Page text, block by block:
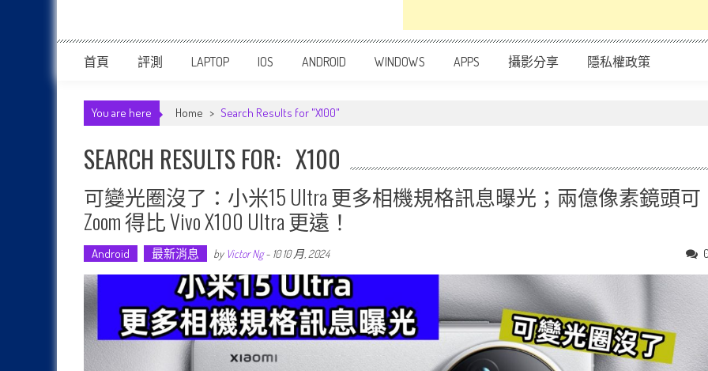
首頁 評測 LAPTOP IOS ANDROID WINDOWS APPS 攝影分享 隱私權政策
You are here Home > Search Results for "X100"
SEARCH RESULTS FOR: X100
可變光圈沒了：小米15 Ultra 更多相機規格訊息曝光；兩億像素鏡頭可
Zoom 得比 Vivo X100 Ultra 更遠！
Android 最新消息 by Victor Ng- 10 10 月, 2024